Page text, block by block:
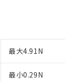
最大4.91N
最小0.29N